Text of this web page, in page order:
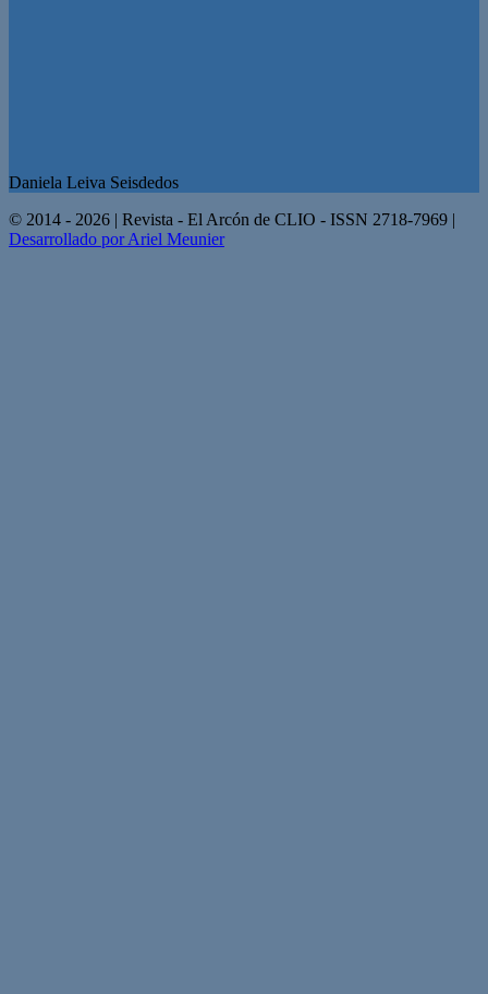
Daniela Leiva Seisdedos
© 2014 - 2026 | Revista - El Arcón de CLIO - ISSN 2718-7969 |
Desarrollado por Ariel Meunier